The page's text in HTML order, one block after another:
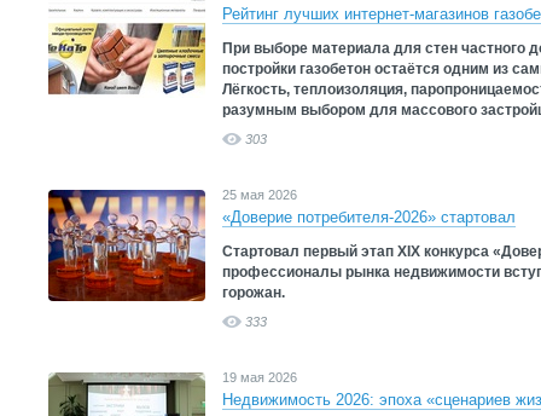
Рейтинг лучших интернет-магазинов
При выборе материала для стен частного
постройки газобетон остаётся одним из
Лёгкость, теплоизоляция,
разумным выбором для массового
303
25 мая 2026
«Доверие потребителя-2026» стартовал
Стартовал первый этап XIX конкурса
профессионалы рынка недвижимости
горожан.
333
19 мая 2026
Недвижимость 2026: эпоха «сценариев